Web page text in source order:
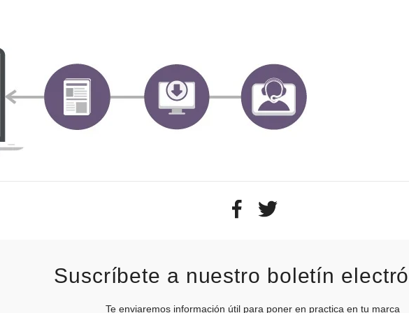
Suscríbete a nuestro boletín
Te enviaremos información útil para poner en practica en tu marca